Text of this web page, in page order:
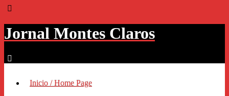
Jornal Montes Claros
Inicio / Home Page